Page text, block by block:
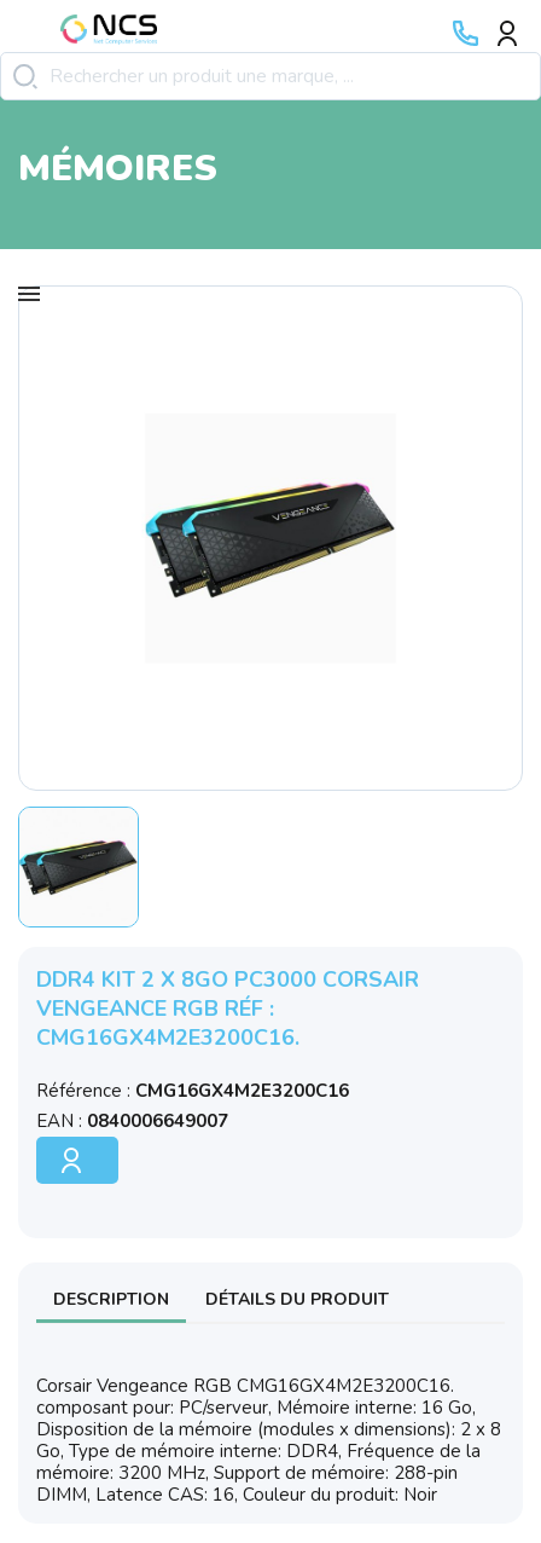
MÉMOIRES
DDR4 KIT 2 X 8GO PC3000 CORSAIR
VENGEANCE RGB RÉF :
CMG16GX4M2E3200C16.
Référence : CMG16GX4M2E3200C16
EAN : 0840006649007
DESCRIPTION DÉTAILS DU PRODUIT
Corsair Vengeance RGB CMG16GX4M2E3200C16.
composant pour: PC/serveur, Mémoire interne: 16 Go,
Disposition de la mémoire (modules x dimensions): 2 x 8
Go, Type de mémoire interne: DDR4, Fréquence de la
mémoire: 3200 MHz, Support de mémoire: 288-pin
DIMM, Latence CAS: 16, Couleur du produit: Noir